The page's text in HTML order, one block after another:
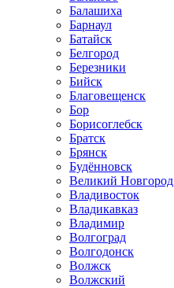
Балашиха
Барнаул
Батайск
Белгород
Березники
Бийск
Благовещенск
Бор
Борисоглебск
Братск
Брянск
Будённовск
Великий Новгород
Владивосток
Владикавказ
Владимир
Волгоград
Волгодонск
Волжск
Волжский